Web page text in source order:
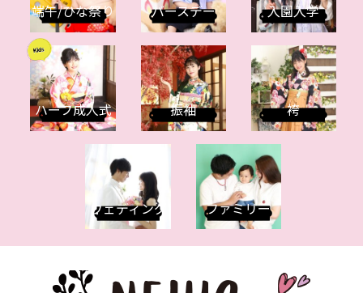
端午/ひな祭り バースデー 入園入学
ハーフ成人式 振袖 袴
ウェディング ファミリー